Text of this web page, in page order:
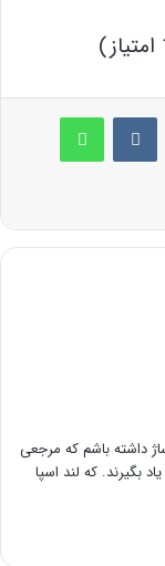
‫VKontakteواتس آپ
داشته باشم که مرجعی
بگیرند. که لند اسپا